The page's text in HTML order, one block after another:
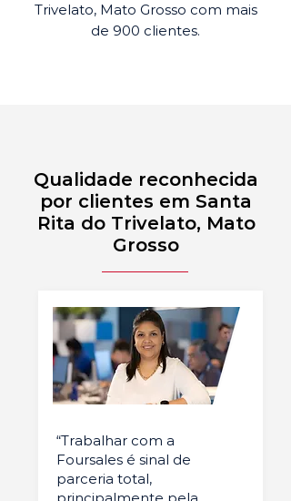
Trivelato, Mato Grosso com mais
de 900 clientes.
Qualidade reconhecida
por clientes em Santa
Rita do Trivelato, Mato
Grosso
“Trabalhar com a
Foursales é sinal de
parceria total,